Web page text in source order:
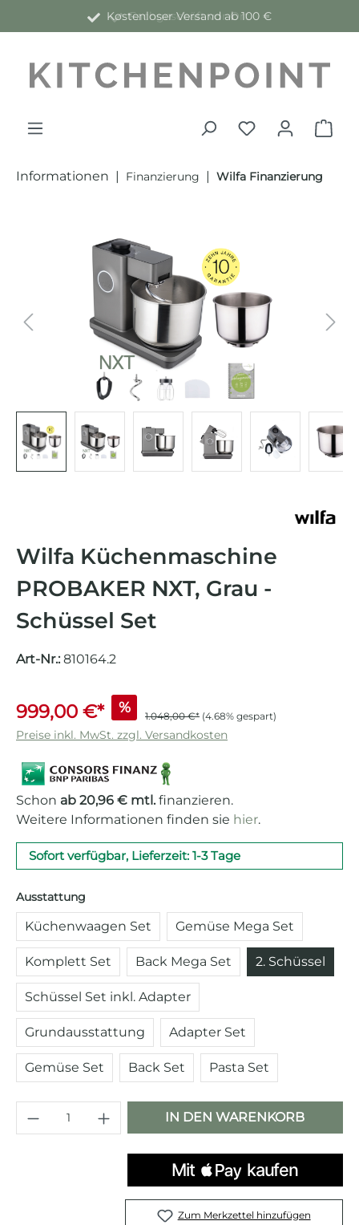
Kostenloser Versand ab 100 €
Informationen | Finanzierung | Wilfa Finanzierung
Bildergalerie überspringen
Wilfa Küchenmaschine
PROBAKER NXT, Grau -
Schüssel Set
Art-Nr.: 810164.2
999,00 €* % 1.048,00 €* (4.68% gespart)
Preise inkl. MwSt. zzgl. Versandkosten
Schon ab 20,96 € mtl. finanzieren.
Weitere Informationen finden sie hier.
Sofort verfügbar, Lieferzeit: 1-3 Tage
Ausstattung
Küchenwaagen Set Gemüse Mega Set
Komplett Set Back Mega Set 2. Schüssel
Schüssel Set inkl. Adapter
Grundausstattung Adapter Set
Gemüse Set Back Set Pasta Set
Produkt Anzahl: Gib den
IN DEN WARENKORB
Zum Merkzettel hinzufügen